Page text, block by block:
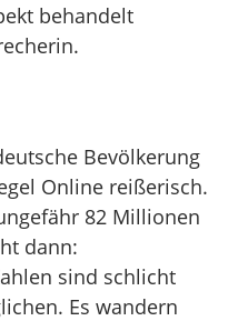
behandelt
Bevölkerung
Online reißerisch.
82 Millionen
dann:
sind schlicht
Es wandern